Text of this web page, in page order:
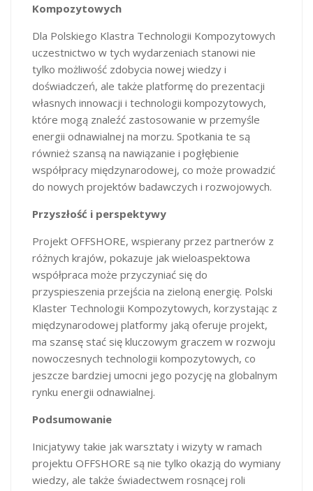
Kompozytowych
Dla Polskiego Klastra Technologii Kompozytowych
uczestnictwo w tych wydarzeniach stanowi nie
tylko możliwość zdobycia nowej wiedzy i
doświadczeń, ale także platformę do prezentacji
własnych innowacji i technologii kompozytowych,
które mogą znaleźć zastosowanie w przemyśle
energii odnawialnej na morzu. Spotkania te są
również szansą na nawiązanie i pogłębienie
współpracy międzynarodowej, co może prowadzić
do nowych projektów badawczych i rozwojowych.
Przyszłość i perspektywy
Projekt OFFSHORE, wspierany przez partnerów z
różnych krajów, pokazuje jak wieloaspektowa
współpraca może przyczyniać się do
przyspieszenia przejścia na zieloną energię. Polski
Klaster Technologii Kompozytowych, korzystając z
międzynarodowej platformy jaką oferuje projekt,
ma szansę stać się kluczowym graczem w rozwoju
nowoczesnych technologii kompozytowych, co
jeszcze bardziej umocni jego pozycję na globalnym
rynku energii odnawialnej.
Podsumowanie
Inicjatywy takie jak warsztaty i wizyty w ramach
projektu OFFSHORE są nie tylko okazją do wymiany
wiedzy, ale także świadectwem rosnącej roli